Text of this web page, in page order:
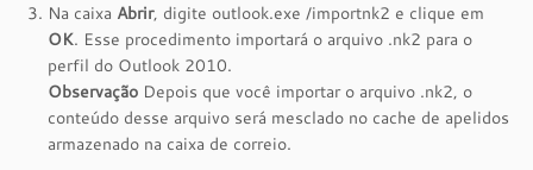
Na caixa Abrir, digite outlook.exe /importnk2 e clique em
OK. Esse procedimento importará o arquivo .nk2 para o
perfil do Outlook 2010.
Observação Depois que você importar o arquivo .nk2, o
conteúdo desse arquivo será mesclado no cache de apelidos
armazenado na caixa de correio.